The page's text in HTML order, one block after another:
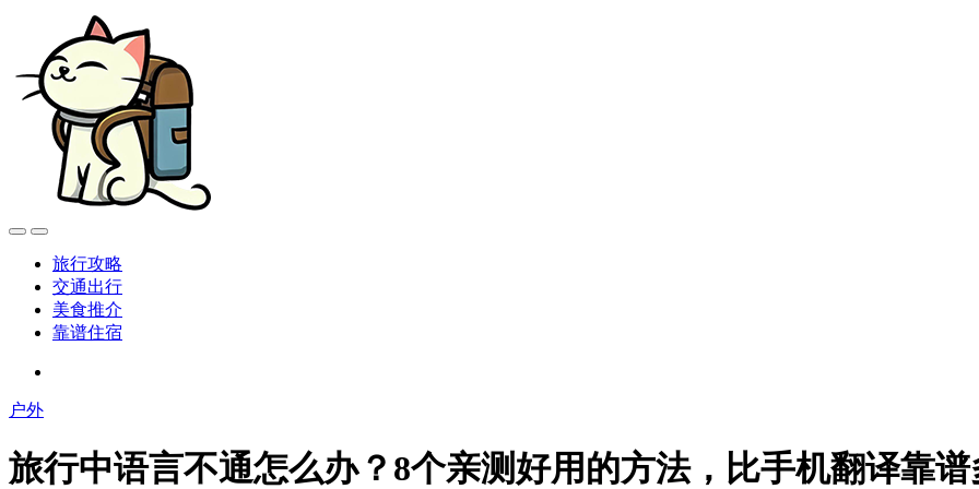
旅行攻略
交通出行
美食推介
靠谱住宿
户外
旅行中语言不通怎么办？8个亲测好用的方法，比手机翻译靠谱